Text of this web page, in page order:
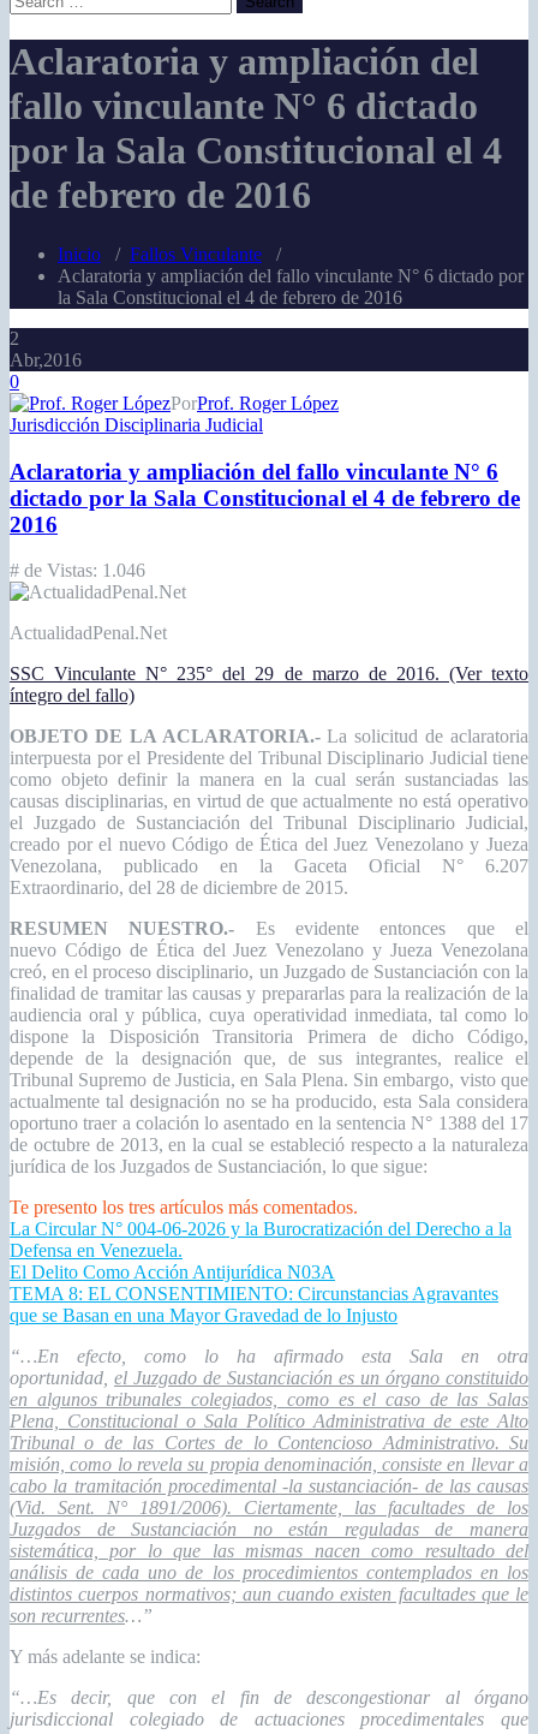
Aclaratoria y ampliación del
fallo vinculante N° 6 dictado
por la Sala Constitucional el 4
de febrero de 2016
Inicio / Fallos Vinculante /
Aclaratoria y ampliación del fallo vinculante N° 6 dictado por
la Sala Constitucional el 4 de febrero de 2016
2
Abr,2016
0
PorProf. Roger López
Jurisdicción Disciplinaria Judicial
Aclaratoria y ampliación del fallo vinculante N° 6
dictado por la Sala Constitucional el 4 de febrero de
2016
# de Vistas: 1.046
ActualidadPenal.Net
SSC Vinculante N° 235° del 29 de marzo de 2016. (Ver texto
íntegro del fallo)
OBJETO DE LA ACLARATORIA.-La solicitud de aclaratoria
interpuesta por el Presidente del Tribunal Disciplinario Judicial tiene
como objeto definir la manera en la cual serán sustanciadas las
causas disciplinarias, en virtud de que actualmente no está operativo
el Juzgado de Sustanciación del Tribunal Disciplinario Judicial,
creado por el nuevo Código de Ética del Juez Venezolano y Jueza
Venezolana, publicado en la Gaceta Oficial N° 6.207
Extraordinario, del 28 de diciembre de 2015.
RESUMEN NUESTRO.- Es evidente entonces que el
nuevo Código de Ética del Juez Venezolano y Jueza Venezolana
creó, en el proceso disciplinario, un Juzgado de Sustanciación con la
finalidad de tramitar las causas y prepararlas para la realización de la
audiencia oral y pública, cuya operatividad inmediata, tal como lo
dispone la Disposición Transitoria Primera de dicho Código,
depende de la designación que, de sus integrantes, realice el
Tribunal Supremo de Justicia, en Sala Plena. Sin embargo, visto que
actualmente tal designación no se ha producido, esta Sala considera
oportuno traer a colación lo asentado en la sentencia N° 1388 del 17
de octubre de 2013, en la cual se estableció respecto a la naturaleza
jurídica de los Juzgados de Sustanciación, lo que sigue:
Te presento los tres artículos más comentados.
La Circular N° 004-06-2026 y la Burocratización del Derecho a la
Defensa en Venezuela.
El Delito Como Acción Antijurídica N03A
TEMA 8: EL CONSENTIMIENTO: Circunstancias Agravantes
que se Basan en una Mayor Gravedad de lo Injusto
“…En efecto, como lo ha afirmado esta Sala en otra
oportunidad, el Juzgado de Sustanciación es un órgano constituido
en algunos tribunales colegiados, como es el caso de las Salas
Plena, Constitucional o Sala Político Administrativa de este Alto
Tribunal o de las Cortes de lo Contencioso Administrativo. Su
misión, como lo revela su propia denominación, consiste en llevar a
cabo la tramitación procedimental -la sustanciación- de las causas
(Vid. Sent. N° 1891/2006). Ciertamente, las facultades de los
Juzgados de Sustanciación no están reguladas de manera
sistemática, por lo que las mismas nacen como resultado del
análisis de cada uno de los procedimientos contemplados en los
distintos cuerpos normativos; aun cuando existen facultades que le
son recurrentes…”
Y más adelante se indica:
“…Es decir, que con el fin de descongestionar al órgano
jurisdiccional colegiado de actuaciones procedimentales que